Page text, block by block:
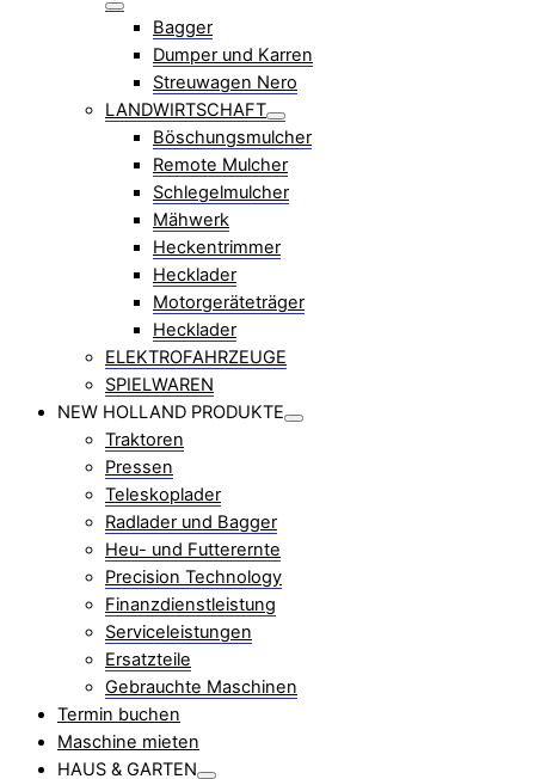
Bagger
Dumper und Karren
Streuwagen Nero
LANDWIRTSCHAFT
Böschungsmulcher
Remote Mulcher
Schlegelmulcher
Mähwerk
Heckentrimmer
Hecklader
Motorgeräteträger
Hecklader
ELEKTROFAHRZEUGE
SPIELWAREN
NEW HOLLAND PRODUKTE
Traktoren
Pressen
Teleskoplader
Radlader und Bagger
Heu- und Futterernte
Precision Technology
Finanzdienstleistung
Serviceleistungen
Ersatzteile
Gebrauchte Maschinen
Termin buchen
Maschine mieten
HAUS & GARTEN